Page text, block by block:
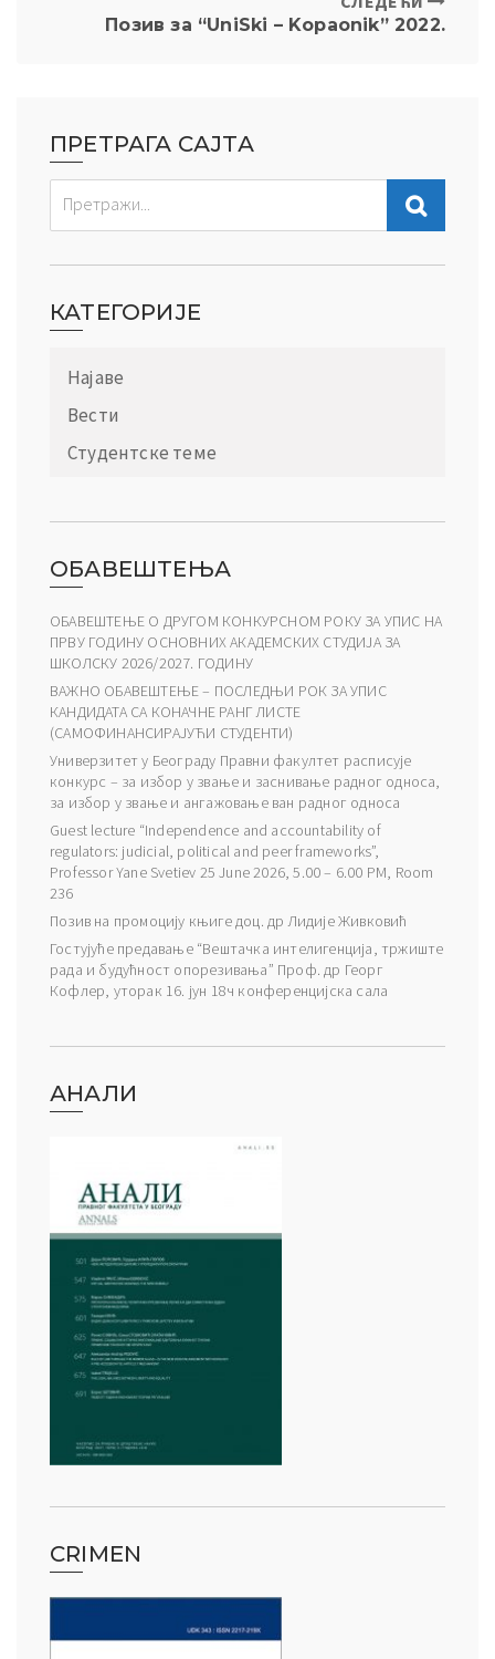
Позив за “UniSki – Kopaonik” 2022.
ПРЕТРАГА САЈТА
КАТЕГОРИЈЕ
Најаве
Вести
Студентске теме
ОБАВЕШТЕЊА
ОБАВЕШТЕЊЕ О ДРУГОМ КОНКУРСНОМ РОКУ ЗА УПИС НА
ПРВУ ГОДИНУ ОСНОВНИХ АКАДЕМСКИХ СТУДИЈА ЗА
ШКОЛСКУ 2026/2027. ГОДИНУ
ВАЖНО ОБАВЕШТЕЊЕ – ПОСЛЕДЊИ РОК ЗА УПИС
КАНДИДАТА СА КОНАЧНЕ РАНГ ЛИСТЕ
(САМОФИНАНСИРАЈУЋИ СТУДЕНТИ)
Универзитет у Београду Правни факултет расписује
конкурс – за избор у звање и заснивање радног односа,
за избор у звање и ангажовање ван радног односа
Guest lecture “Independence and accountability of
regulators: judicial, political and peer frameworks”,
Professor Yane Svetiev 25 June 2026, 5.00 – 6.00 PM, Room
236
Позив на промоцију књиге доц. др Лидије Живковић
Гостујуће предавање “Вештачка интелигенција, тржиште
рада и будућност опорезивања” Проф. др Георг
Кофлер, уторак 16. јун 18ч конференцијска сала
АНАЛИ
CRIMEN